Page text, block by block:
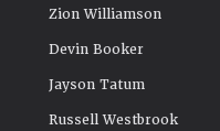
Zion Williamson
Devin Booker
Jayson Tatum
Russell Westbrook